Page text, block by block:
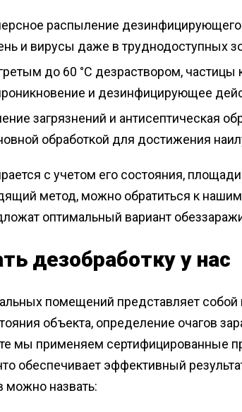
распыление дезинфицирующего
и вирусы даже в труднодоступных
до 60 °C дезраствором, частицы
и дезинфицирующее
загрязнений и антисептическая
обработкой для достижения
с учетом его состояния,
метод, можно обратиться к
оптимальный вариант
дезобработку у нас
помещений представляет собой
объекта, определение очагов
мы применяем сертифицированные
обеспечивает эффективный
можно назвать: